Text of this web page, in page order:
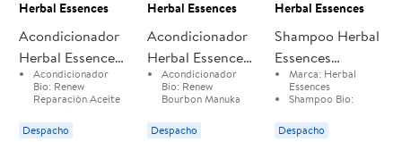
Herbal Essences
Acondicionador
Herbal Essences
Bío:renew
Reparación
Aceite De Argán
Acondicionador
Bío: Renew
Reparación Aceite
Marca:Herbal
Essences
Despacho
Herbal Essences
Acondicionador
Herbal Essences
Bio:renew
Bourbon Manuka
Honey
Acondicionador
Bio: Renew
Bourbon Manuka
Marca:Herbal
Essences
Despacho
Herbal Essences
Shampoo Herbal
Essences
Bio:renew 6x
Aloe & Mango
Protege &
Marca: Herbal
Essences
Shampoo Bio:
Mango Protege &
Repara
Despacho